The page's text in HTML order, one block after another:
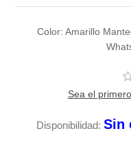
Color: Amarillo
Sea el
Disponibilidad: Sin